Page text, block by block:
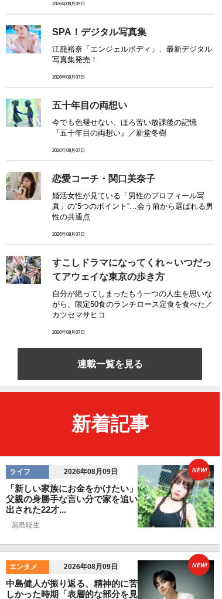
2026年08月09日
SPA！デジタル写真集
江籠裕奈「エンジェルボディ」、最新デジタル
写真集発売！
2026年08月07日
五十年目の両想い
今でも色褪せない、ほろ苦い放課後の記憶
『五十年目の両想い』／新堂冬樹
2026年08月07日
恋愛コーチ・関口美奈子
婚活女性が見ている「男性のプロフィール写
真」の“5つのポイント”…会う前から選ばれる男
性の共通点
2026年08月07日
すこしドラマになってくれ～いつだっ
てアウェイな東京の歩き方
自分が絶ってしまったもう一つの人生を思いな
がら、限定50食のランチロース定食を食べた／
カツセマサヒコ
2026年08月07日
連載一覧を見る
新着記事
ライフ 2026年08月09日
「新しい家族にお金をかけたい」
父親の身勝手な言い分で家を追い
出された22才...
黒島暁生
NEW!
エンタメ 2026年08月09日
中島健人が振り返る、精神的に苦
しかった時期「表層的な部分を見
NEW!